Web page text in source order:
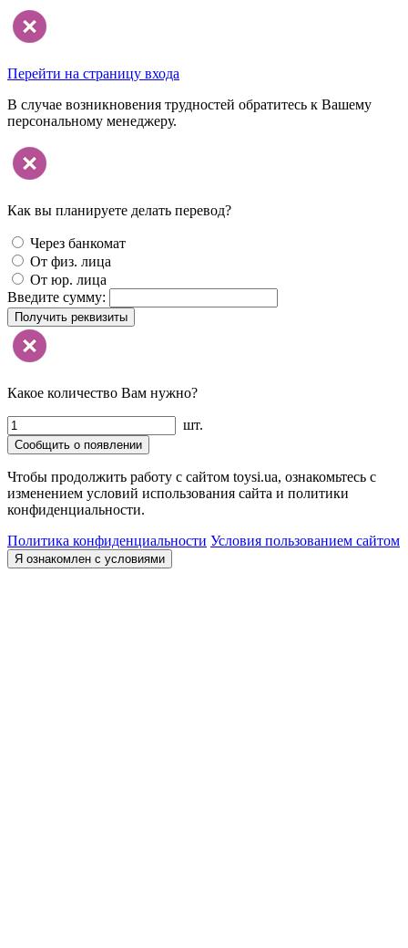
Перейти на страницу входа
В случае возникновения трудностей обратитесь к Вашему
персональному менеджеру.
Как вы планируете делать перевод?
Через банкомат
От физ. лица
От юр. лица
Введите сумму:
Получить реквизиты
Какое количество Вам нужно?
шт.
Сообщить о появлении
Чтобы продолжить работу с сайтом toysi.ua, ознакомьтесь с
изменением условий использования сайта и политики
конфиденциальности.
Политика конфиденциальности Условия пользованием сайтом
Я ознакомлен с условиями